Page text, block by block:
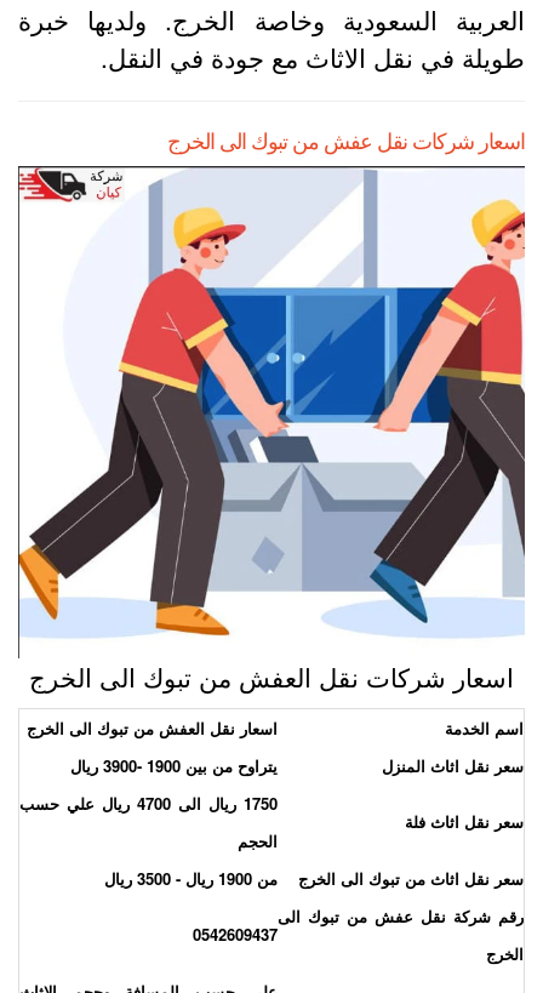
السعودية وخاصة الخرج. ولديها خبرة
في نقل الاثاث مع جودة في النقل.
شركات نقل عفش من تبوك الى الخرج
اسعار شركات نقل العفش من تبوك الى الخرج
الخدمة
اسعار نقل العفش من تبوك الى الخرج
نقل اثاث المنزل
يتراوح من بين 1900 -3900 ريال
نقل اثاث فلة
1750 ريال الى 4700 ريال علي حسب
الحجم
نقل اثاث من تبوك الى الخرج
من 1900 ريال - 3500 ريال
شركة نقل عفش من تبوك الى
0542609437